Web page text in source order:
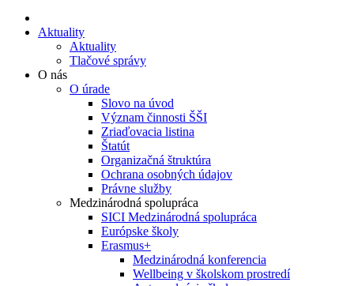
Aktuality
Aktuality
Tlačové správy
O nás
O úrade
Slovo na úvod
Význam činnosti ŠŠI
Zriaďovacia listina
Štatút
Organizačná štruktúra
Ochrana osobných údajov
Právne služby
Medzinárodná spolupráca
SICI Medzinárodná spolupráca
Európske školy
Erasmus+
Medzinárodná konferencia
Wellbeing v školskom prostredí